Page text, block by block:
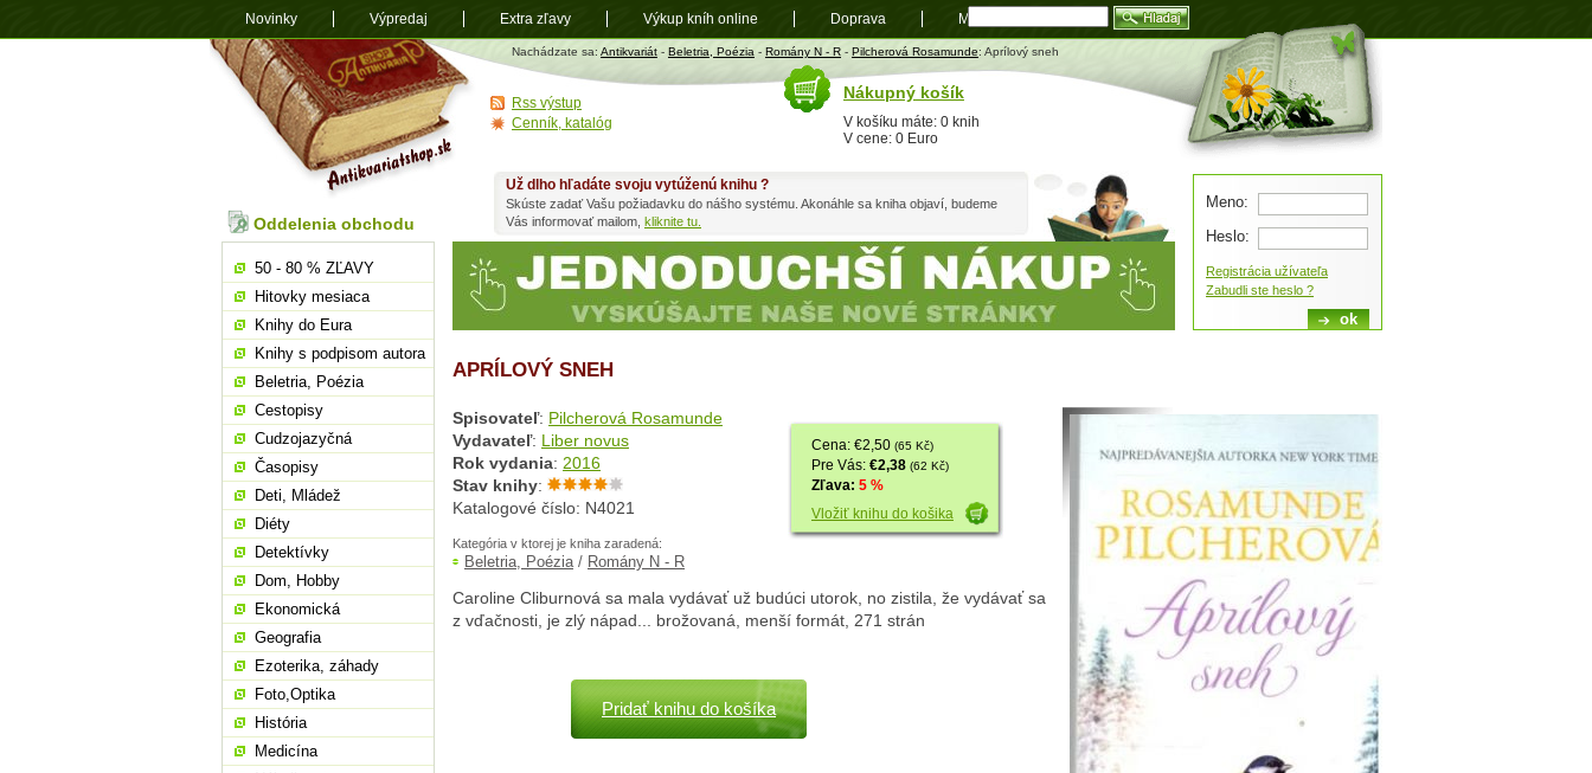
Antikvariát
shop.sk
Nachádzate sa: Antikvariát - Beletria, Poézia - Romány N - R - Pilcherová Rosamunde: Aprílový sneh
APRÍLOVÝ SNEH
Cena: €2,50 (65 Kč)
Pre Vás: €2,38 (62 Kč)
Zľava: 5 %
Vložiť knihu do košika
Spisovateľ: Pilcherová Rosamunde
Vydavateľ: Liber novus
Rok vydania: 2016
Stav knihy:
Katalogové číslo: N4021
Kategória v ktorej je kniha zaradená:
Beletria, Poézia/ Romány N - R
Caroline Cliburnová sa mala vydávať už budúci utorok, no zistila, že vydávať sa
z vďačnosti, je zlý nápad... brožovaná, menší formát, 271 strán
Pridať knihu do košíka
Už dlho hľadáte svoju vytúženú knihu ?
Skúste zadať Vašu požiadavku do nášho systému. Akonáhle sa kniha objaví, budeme
Vás informovať mailom, kliknite tu.
Oddelenia obchodu
50 - 80 % ZĽAVY
Hitovky mesiaca
Knihy do Eura
Knihy s podpisom autora
Beletria, Poézia
Cestopisy
Cudzojazyčná
Časopisy
Deti, Mládež
Diéty
Detektívky
Dom, Hobby
Ekonomická
Geografia
Ezoterika, záhady
Foto,Optika
História
Medicína
Meno:
Heslo:
Registrácia užívateľa
Zabudli ste heslo ?
Nákupný košík
V košíku máte: 0 knih
V cene: 0 Euro
Rss výstup
Cenník, katalóg
Novinky Výpredaj Extra zľavy Výkup kníh online Doprava Mapa